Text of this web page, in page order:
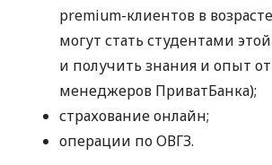
premium-клиентов в
могут стать студентами
и получить знания и опыт
менеджеров ПриватБанка);
страхование онлайн;
операции по ОВГЗ.